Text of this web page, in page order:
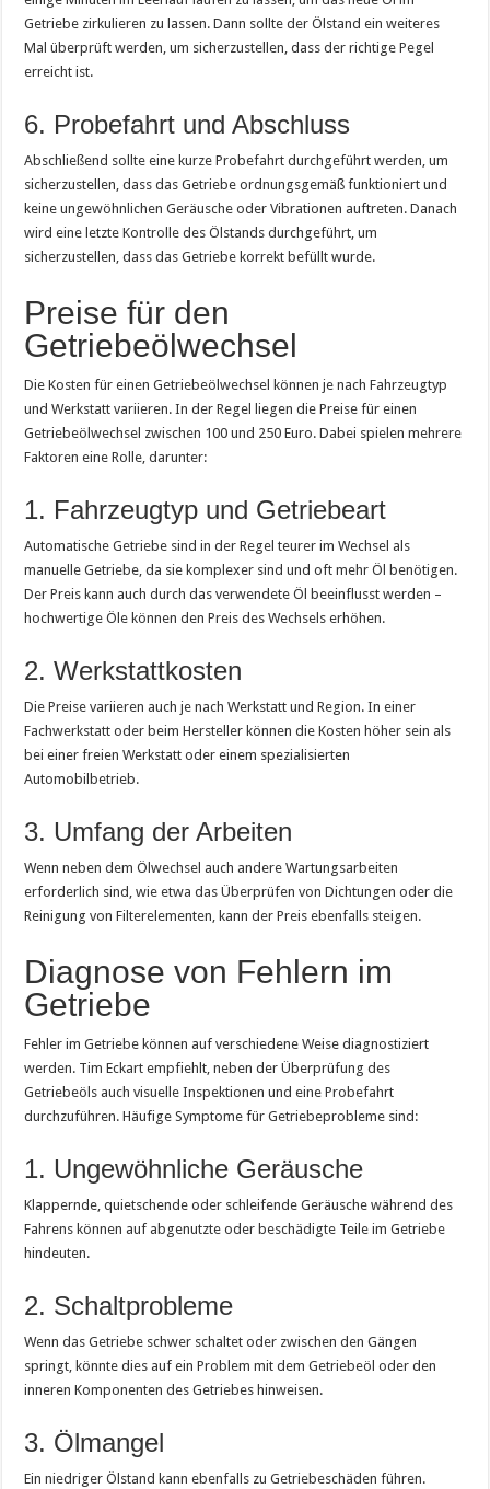
Getriebe zirkulieren zu lassen. Dann sollte der Ölstand ein weiteres
Mal überprüft werden, um sicherzustellen, dass der richtige Pegel
erreicht ist.
6. Probefahrt und Abschluss
Abschließend sollte eine kurze Probefahrt durchgeführt werden, um
sicherzustellen, dass das Getriebe ordnungsgemäß funktioniert und
keine ungewöhnlichen Geräusche oder Vibrationen auftreten. Danach
wird eine letzte Kontrolle des Ölstands durchgeführt, um
sicherzustellen, dass das Getriebe korrekt befüllt wurde.
Preise für den
Getriebeölwechsel
Die Kosten für einen Getriebeölwechsel können je nach Fahrzeugtyp
und Werkstatt variieren. In der Regel liegen die Preise für einen
Getriebeölwechsel zwischen 100 und 250 Euro. Dabei spielen mehrere
Faktoren eine Rolle, darunter:
1. Fahrzeugtyp und Getriebeart
Automatische Getriebe sind in der Regel teurer im Wechsel als
manuelle Getriebe, da sie komplexer sind und oft mehr Öl benötigen.
Der Preis kann auch durch das verwendete Öl beeinflusst werden –
hochwertige Öle können den Preis des Wechsels erhöhen.
2. Werkstattkosten
Die Preise variieren auch je nach Werkstatt und Region. In einer
Fachwerkstatt oder beim Hersteller können die Kosten höher sein als
bei einer freien Werkstatt oder einem spezialisierten
Automobilbetrieb.
3. Umfang der Arbeiten
Wenn neben dem Ölwechsel auch andere Wartungsarbeiten
erforderlich sind, wie etwa das Überprüfen von Dichtungen oder die
Reinigung von Filterelementen, kann der Preis ebenfalls steigen.
Diagnose von Fehlern im
Getriebe
Fehler im Getriebe können auf verschiedene Weise diagnostiziert
werden. Tim Eckart empfiehlt, neben der Überprüfung des
Getriebeöls auch visuelle Inspektionen und eine Probefahrt
durchzuführen. Häufige Symptome für Getriebeprobleme sind:
1. Ungewöhnliche Geräusche
Klappernde, quietschende oder schleifende Geräusche während des
Fahrens können auf abgenutzte oder beschädigte Teile im Getriebe
hindeuten.
2. Schaltprobleme
Wenn das Getriebe schwer schaltet oder zwischen den Gängen
springt, könnte dies auf ein Problem mit dem Getriebeöl oder den
inneren Komponenten des Getriebes hinweisen.
3. Ölmangel
Ein niedriger Ölstand kann ebenfalls zu Getriebeschäden führen.